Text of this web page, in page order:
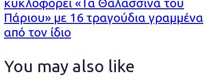
Πάριου» με 16 τραγούδια γραμμένα
από τον ίδιο
You may also like